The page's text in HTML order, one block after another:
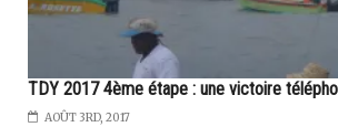
TDY 2017 4ème étape : une victoire
AOÛT 3RD, 2017